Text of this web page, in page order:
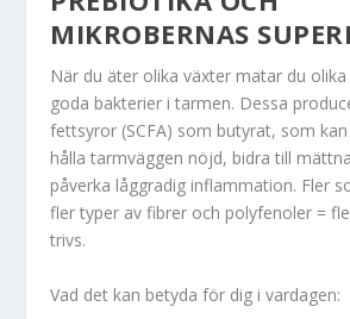
MIKROBERNAS
När du äter olika växter matar du olika
goda bakterier i tarmen. Dessa
fettsyror (SCFA) som butyrat, som
hålla tarmväggen nöjd, bidra till
påverka låggradig inflammation. Fler
fler typer av fibrer och polyfenoler =
trivs.
Vad det kan betyda för dig i vardagen: